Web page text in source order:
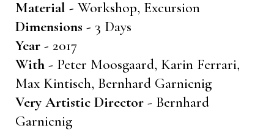
Material - Workshop, Excursion
Dimensions - 3 Days
Year - 2017
With - Peter Moosgaard, Karin Ferrari,
Max Kintisch, Bernhard Garnicnig
Very Artistic Director - Bernhard
Garnicnig